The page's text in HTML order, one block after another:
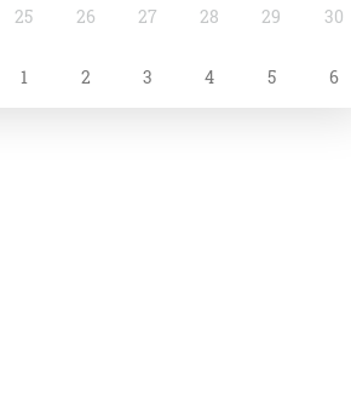
25 26 27 28 29 30
1 2 3 4 5 6